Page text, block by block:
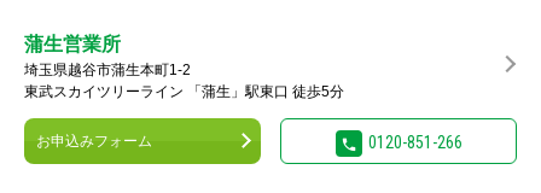
蒲生営業所
埼玉県越谷市蒲生本町1-2
東武スカイツリーライン 「蒲生」駅東口 徒歩5分
お申込みフォーム 0120-851-266